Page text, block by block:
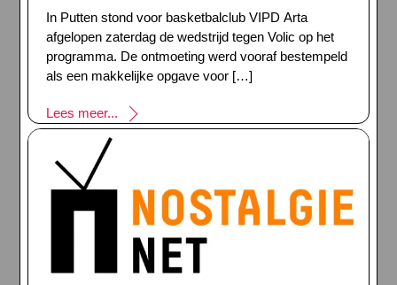
In Putten stond voor basketbalclub VIPD Arta
afgelopen zaterdag de wedstrijd tegen Volic op het
programma. De ontmoeting werd vooraf bestempeld
als een makkelijke opgave voor […]
Lees meer...